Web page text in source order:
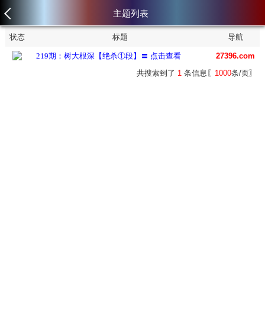
主题列表
状态 标题 导航
219期：树大根深【绝杀①段】〓 点击查看
27396.com
共搜索到了 1 条信息〖 1000条/页〗